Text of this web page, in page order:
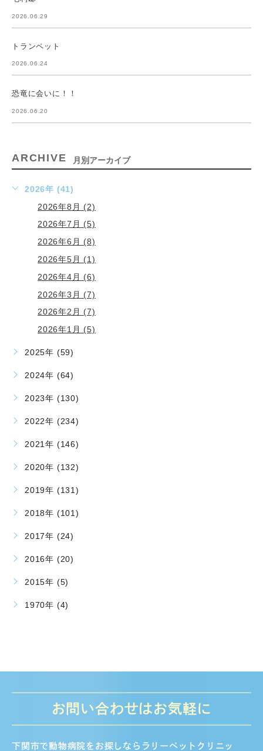
2026.06.29
トランペット
2026.06.24
恐竜に会いに！！
2026.06.20
ARCHIVE 月別アーカイブ
2026年 (41)
2026年8月 (2)
2026年7月 (5)
2026年6月 (8)
2026年5月 (1)
2026年4月 (6)
2026年3月 (7)
2026年2月 (7)
2026年1月 (5)
2025年 (59)
2024年 (64)
2023年 (130)
2022年 (234)
2021年 (146)
2020年 (132)
2019年 (131)
2018年 (101)
2017年 (24)
2016年 (20)
2015年 (5)
1970年 (4)
お問い合わせはお気軽に
下関市で動物病院をお探しならラリーペットクリニッ